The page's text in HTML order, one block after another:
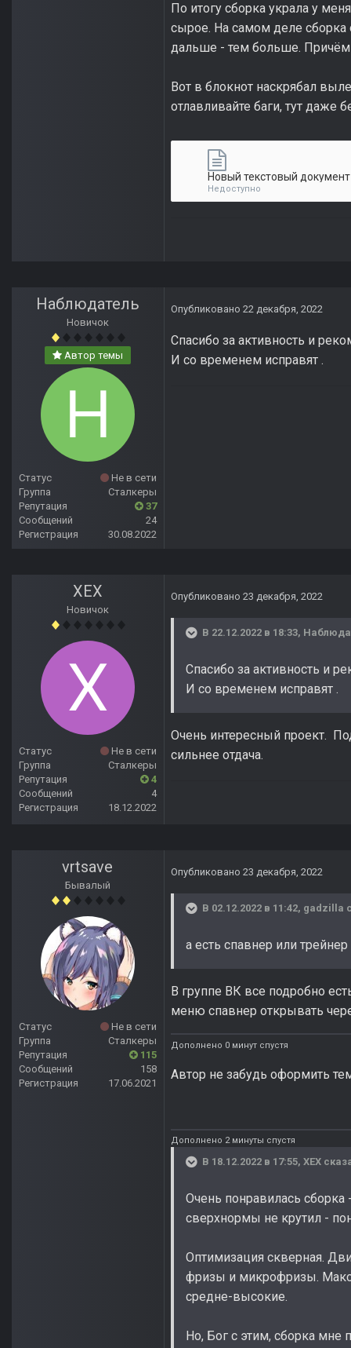
По итогу сборка украла у
сырое. На самом деле
дальше - тем больше.
Вот в блокнот наскрябал
отлавливайте баги, тут даже
Новый текстовый
Недоступно
Наблюдатель
Новичок
Автор темы
Статус
Не в сети
Группа
Сталкеры
Репутация
37
Сообщений
24
Регистрация
30.08.2022
Опубликовано 22 декабря, 2022
Спасибо за активность и
И со временем исправят .
ХЕХ
Новичок
Статус
Не в сети
Группа
Сталкеры
Репутация
4
Сообщений
4
Регистрация
18.12.2022
Опубликовано 23 декабря, 2022
В 22.12.2022 в 18:33,
Спасибо за активность и
И со временем исправят .
Очень интересный проект.
сильнее отдача.
vrtsave
Бывалый
Статус
Не в сети
Группа
Сталкеры
Репутация
115
Сообщений
158
Регистрация
17.06.2021
Опубликовано 23 декабря, 2022
В 02.12.2022 в 11:42, gadzilla
а есть спавнер или трейнер
В группе ВК все подробно
меню спавнер открывать
Дополнено 0 минут спустя
Автор не забудь оформить
Дополнено 2 минуты спустя
В 18.12.2022 в 17:55, ХЕХ
Очень понравилась
сверхнормы не крутил -
Оптимизация скверная.
фризы и микрофризы.
средне-высокие.
Но, Бог с этим, сборка мне